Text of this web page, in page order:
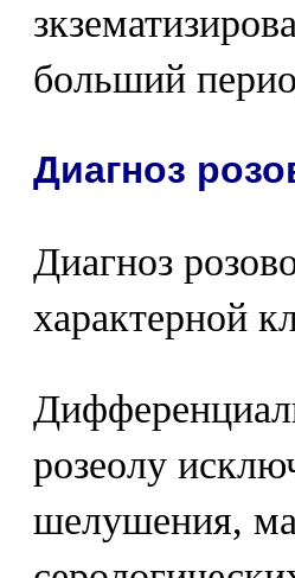
больший
Диагноз
Диагноз
характерной
розеолу
шелушения,